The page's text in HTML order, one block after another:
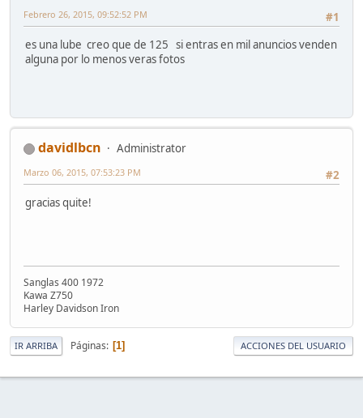
#1
Febrero 26, 2015, 09:52:52 PM
es una lube creo que de 125 si entras en mil anuncios venden
alguna por lo menos veras fotos
davidlbcn
Administrator
#2
Marzo 06, 2015, 07:53:23 PM
gracias quite!
Sanglas 400 1972
Kawa Z750
Harley Davidson Iron
IR ARRIBA Páginas 1 ACCIONES DEL USUARIO